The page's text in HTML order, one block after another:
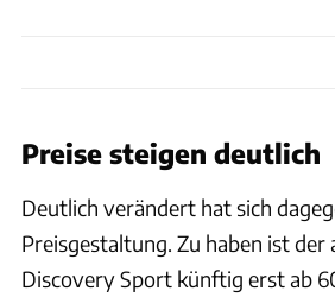
Preise steigen deutlich
Deutlich verändert hat sich
Preisgestaltung. Zu haben ist
Discovery Sport künftig erst ab